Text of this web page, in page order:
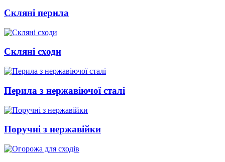
Скляні перила
Скляні сходи
Перила з нержавіючої сталі
Поручні з нержавійки